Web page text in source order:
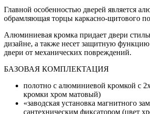
Главной особенностью дверей является
обрамляющая торцы каркасно-щитового
Алюминиевая кромка придает двери
дизайне, а также несет защитную
двери от механических повреждений.
БАЗОВАЯ КОМПЛЕКТАЦИЯ
полотно с алюминиевой кромкой с
кромки хром матовый)
«заводская установка магнитного
сантехническим фиксатором (цвет